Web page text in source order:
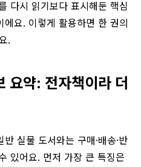
다시 읽기보다 표시해둔 핵심
요. 이렇게 활용하면 한 권의
.
약: 전자책이라 더
실물 도서와는 구매·배송·반
있어요. 먼저 가장 큰 특징은